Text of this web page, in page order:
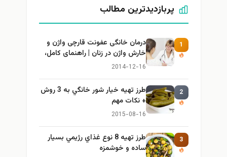
پربازدیدترین مطالب
1
درمان خانگی عفونت قارچی واژن و
خارش واژن در زنان | راهنمای کامل،
ایمن و کاربردی
2014-12-16
2
طرز تهيه خیار شور خانگي به 3 روش
+ نكات مهم
2015-08-16
3
طرز تهيه 8 نوع غذاي رژيمي بسيار
ساده و خوشمزه